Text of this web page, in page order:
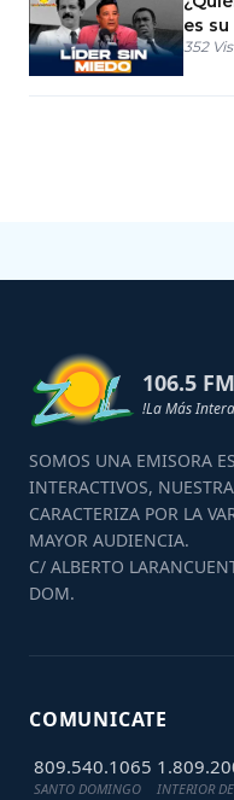
es
RD?
352
106.5 FM
!La Más
SOMOS UNA EMISORA
INTERACTIVOS,
CARACTERIZA POR LA
MAYOR AUDIENCIA.
C/ ALBERTO
DOM.
COMUNICATE
809.540.1065
SANTO DOMINGO INTERIOR